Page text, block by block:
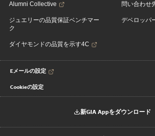
Alumni Collective
ジュエリーの品質保証ベンチマー
ク
ダイヤモンドの品質を示す4C
問い合わせ
デベロッパ
Eメールの設定
Cookieの設定
新GIA Appをダウンロード